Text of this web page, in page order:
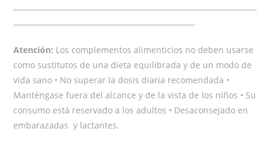
Atención: Los complementos alimenticios no deben usarse
como sustitutos de una dieta equilibrada y de un modo de
vida sano • No superar la dosis diaria recomendada •
Manténgase fuera del alcance y de la vista de los niños • Su
consumo está reservado a los adultos • Desaconsejado en
embarazadas y lactantes.